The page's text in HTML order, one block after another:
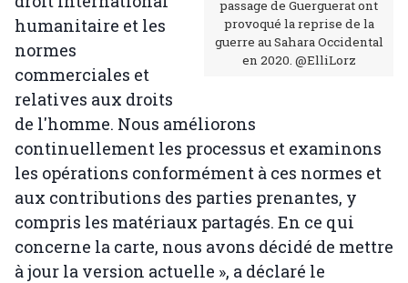
passage de Guerguerat ont
provoqué la reprise de la
guerre au Sahara Occidental
en 2020. @ElliLorz
humanitaire et les
normes
commerciales et
relatives aux droits
de l'homme. Nous améliorons
continuellement les processus et examinons
les opérations conformément à ces normes et
aux contributions des parties prenantes, y
compris les matériaux partagés. En ce qui
concerne la carte, nous avons décidé de mettre
à jour la version actuelle », a déclaré le